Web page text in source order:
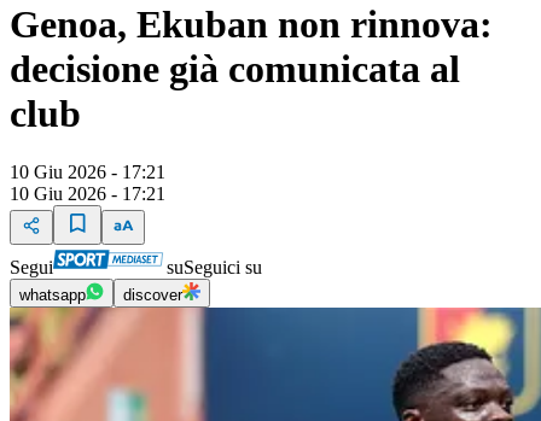
Genoa, Ekuban non rinnova:
decisione già comunicata al
club
10 Giu 2026 - 17:21
10 Giu 2026 - 17:21
Segui suSeguici su
whatsapp discover